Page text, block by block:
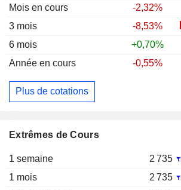
Mois en cours
-2,32%
3 mois
-8,53%
6 mois
+0,70%
Année en cours
-0,55%
Plus de cotations
Extrêmes de Cours
1 semaine 2 735
1 mois
2 735